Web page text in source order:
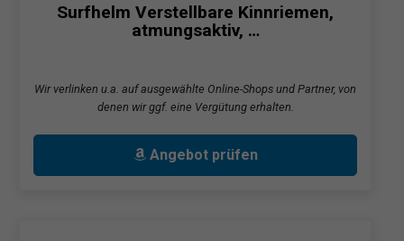
Surfhelm Verstellbare Kinnriemen,
atmungsaktiv, …
Wir verlinken u.a. auf ausgewählte Online-Shops und Partner, von
denen wir ggf. eine Vergütung erhalten.
Angebot prüfen